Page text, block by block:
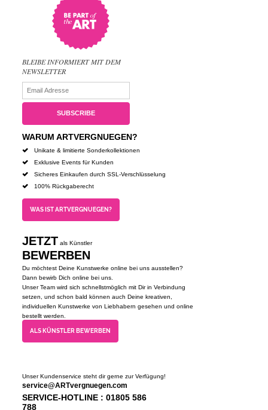
BLEIBE INFORMIERT MIT DEM
NEWSLETTER
WARUM ARTVERGNUEGEN?
Unikate & limitierte Sonderkollektionen
Exklusive Events für Kunden
Sicheres Einkaufen durch SSL-Verschlüsselung
100% Rückgaberecht
WAS IST ARTVERGNUEGEN?
JETZT als Künstler
BEWERBEN
Du möchtest Deine Kunstwerke online bei uns ausstellen?
Dann bewirb Dich online bei uns.
Unser Team wird sich schnellstmöglich mit Dir in Verbindung
setzen, und schon bald können auch Deine kreativen,
individuellen Kunstwerke von Liebhabern gesehen und online
bestellt werden.
ALS KÜNSTLER BEWERBEN
Unser Kundenservice steht dir gerne zur Verfügung!
service@ARTvergnuegen.com
SERVICE-HOTLINE : 01805 586
788